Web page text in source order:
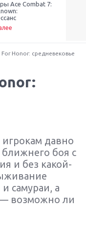
Ace Combat 7:
Honor: средневековье
игрокам давно
боя с
и без какой-
самураи, а
— возможно ли